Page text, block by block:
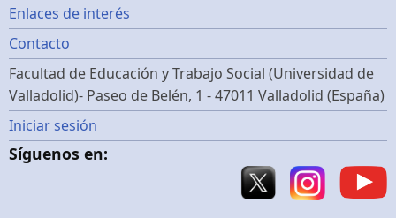
Footer
menu
Enlaces de interés
Contacto
Facultad de Educación y Trabajo Social (Universidad de
Valladolid)- Paseo de Belén, 1 - 47011 Valladolid (España)
Menú
de
Iniciar sesión
Síguenos en: